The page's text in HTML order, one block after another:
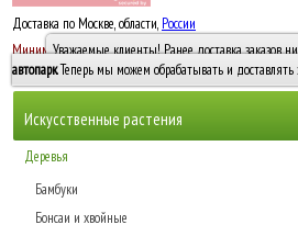
Доставка по Москве, области, России
Минимальный заказ -10 0005000 руб.
Уважаемые клиенты! Ранее доставка заказов
автопарк. Теперь мы можем обрабатывать и доставлять
Искусственные растения
Деревья
Бамбуки
Бонсаи и хвойные